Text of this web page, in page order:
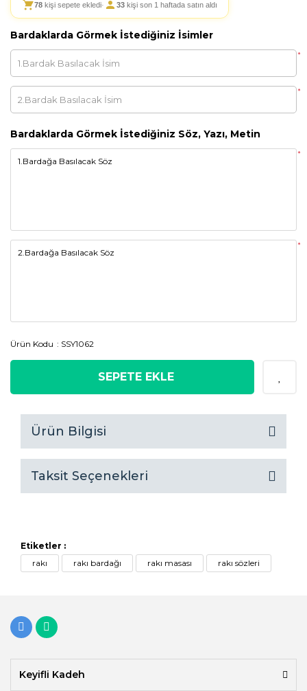
78 kişi sepete ekledi· 33 kişi son 1 haftada satın aldı
Bardaklarda Görmek İstediğiniz İsimler
*
*
Bardaklarda Görmek İstediğiniz Söz, Yazı, Metin
*
*
Ürün Kodu SSY1062
SEPETE EKLE
Ürün Bilgisi
Taksit Seçenekleri
Etiketler :
rakı
rakı bardağı rakı masası rakı sözleri
Keyifli Kadeh